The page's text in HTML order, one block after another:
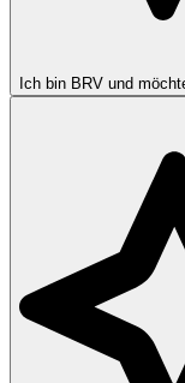
Ich bin BRV und